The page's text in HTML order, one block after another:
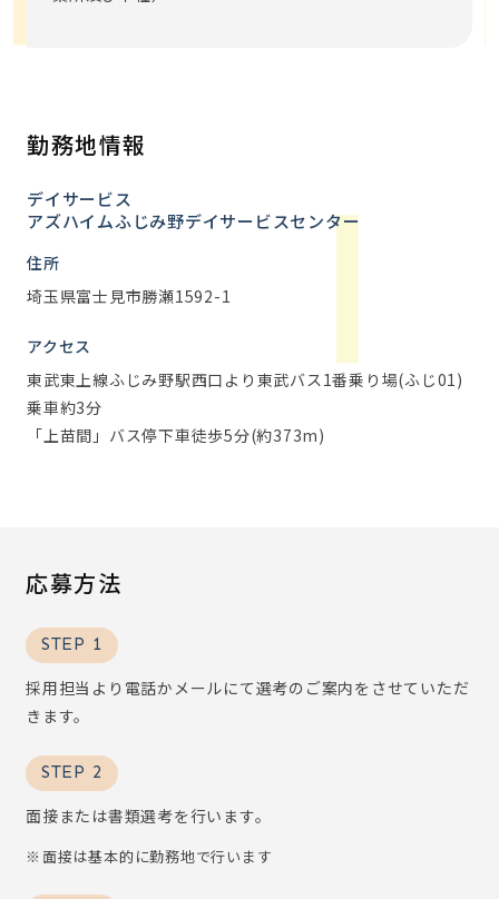
勤務地情報
デイサービス
アズハイムふじみ野デイサービスセンター
住所
埼玉県富士見市勝瀬1592-1
アクセス
東武東上線ふじみ野駅西口より東武バス1番乗り場(ふじ01)
乗車約3分
「上苗間」バス停下車徒歩5分(約373m)
応募方法
STEP 1
採用担当より電話かメールにて選考のご案内をさせていただ
きます。
STEP 2
面接または書類選考を行います。
面接は基本的に勤務地で行います